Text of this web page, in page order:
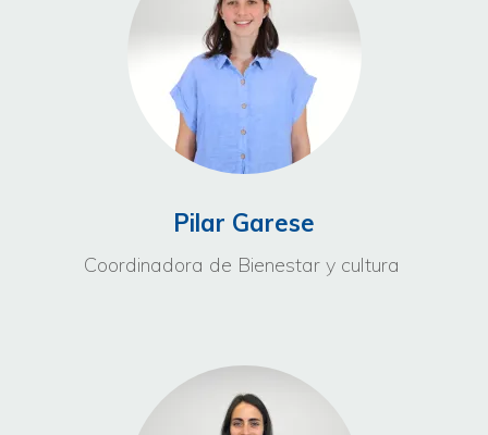
Pilar Garese
Coordinadora de Bienestar y cultura